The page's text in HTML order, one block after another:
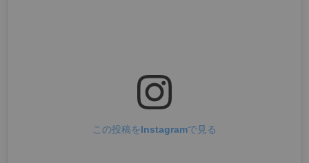
この投稿をInstagramで見る